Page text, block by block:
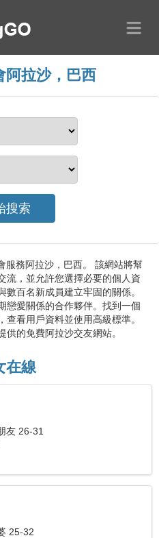
阿拉沙，巴西
服務阿拉沙，巴西。 該網站將幫
流，並允許您選擇必要的個人資
百名新成員建立牢固的關係。
戀愛關係的合作夥伴。找到一個
看用戶資料並使用高級標準。
的免費阿拉沙交友網站。
在線
友 26-31
25-32